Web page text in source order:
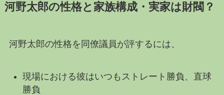
河野太郎の性格と家族構成・実家は財閥？
河野太郎の性格を同僚議員が評するには、
現場における彼はいつもストレート勝負、直球
勝負